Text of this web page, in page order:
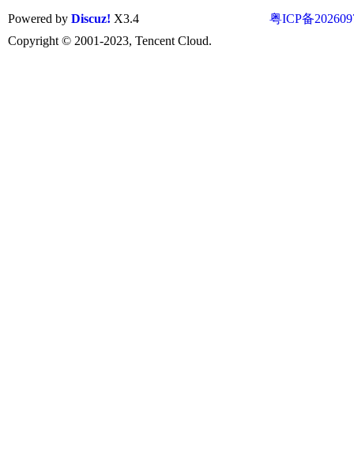
粤ICP备
Powered by Discuz! X3.4
Copyright © 2001-2023, Tencent Cloud.